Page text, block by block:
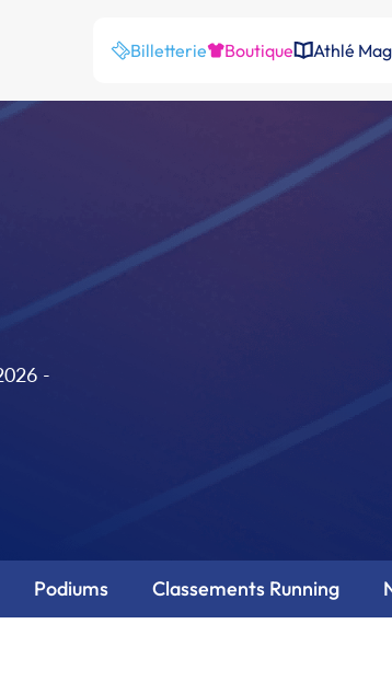
Billetterie Boutique Athlé Mag
-
Podiums Classements Running